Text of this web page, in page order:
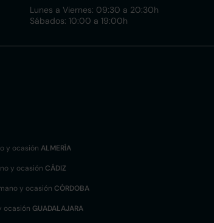
Lunes a Viernes: 09:30 a 20:30h
Sábados: 10:00 a 19:00h
y ocasión ALMERÍA
y ocasión CÁDIZ
y ocasión CÓRDOBA
ocasión GUADALAJARA